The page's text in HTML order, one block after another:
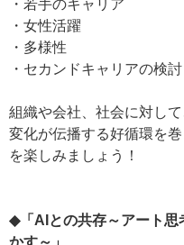
・若手のキャリア
・女性活躍
・多様性
・セカンドキャリアの検討
組織や会社、社会に対し
変化が伝播する好循環を
を楽しみましょう！
◆「AIとの共存～アート思